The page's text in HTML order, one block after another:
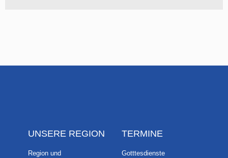
UNSERE REGION
Region und
TERMINE
Gotttesdienste